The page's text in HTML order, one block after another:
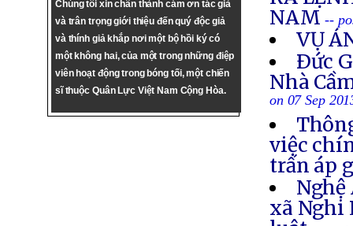
Chúng tôi xin chân thành cám ơn tác giả
và trân trọng giới thiệu đến quý độc giả
và thính giả khắp nơi một bộ hồi ký có
một không hai, của một trong những điệp
viên hoạt động trong bóng tối, một chiến
sĩ thuộc Quân Lực Việt Nam Cộng Hòa.
NAM--
VỤ
Ðức
Nhà
on 07 Sep
việc
trấn áp
Nghệ
xã Nghi